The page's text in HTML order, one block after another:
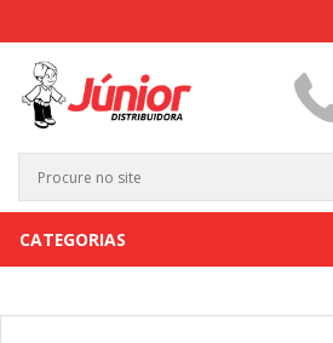
CATEGORIAS